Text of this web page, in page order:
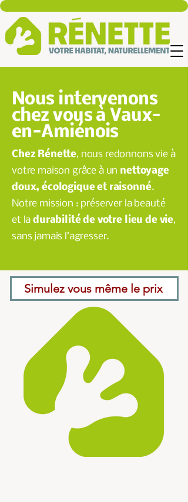
Nous intervenons
chez vous à Vaux-
en-Amiénois
Chez Rénette, nous redonnons vie à
votre maison grâce à un nettoyage
doux, écologique et raisonné.
Notre mission : préserver la beauté
et ladurabilité de votre lieu de vie,
sans jamais l’agresser.
Simulez vous même le prix